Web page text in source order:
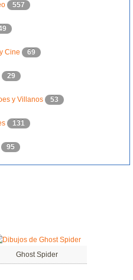
557
Cine 69
29
y Villanos 53
131
95
Ghost Spider